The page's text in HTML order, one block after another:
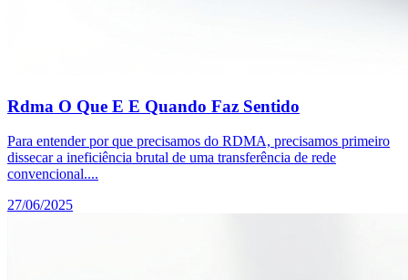
Rdma O Que E E Quando Faz Sentido
Para entender por que precisamos do RDMA, precisamos primeiro
dissecar a ineficiência brutal de uma transferência de rede
convencional....
27/06/2025